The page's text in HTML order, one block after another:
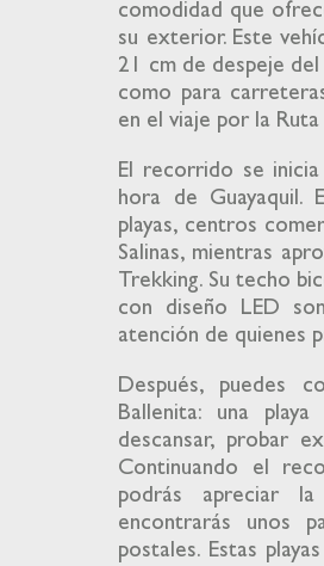
comodidad que
su exterior. Este
21 cm de despeje
como para
en el viaje por la Ruta
El recorrido se
hora de Guayaquil.
playas, centros
Salinas, mientras
Trekking. Su techo
con diseño LED
atención de quienes
Después, puedes
Ballenita: una
descansar, probar
Continuando el
podrás apreciar la
encontrarás unos
postales. Estas